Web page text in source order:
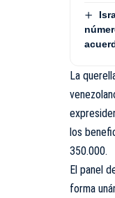
La
los
350.000.
El panel
forma